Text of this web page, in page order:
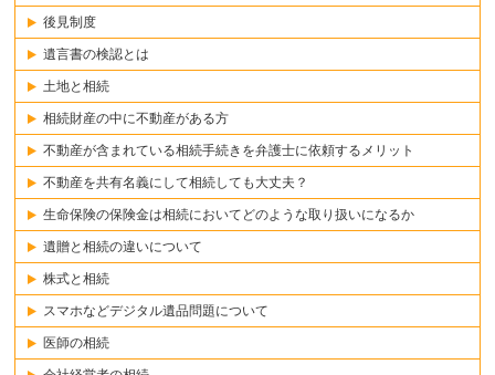
後見制度
遺言書の検認とは
土地と相続
相続財産の中に不動産がある方
不動産が含まれている相続手続きを弁護士に依頼するメリット
不動産を共有名義にして相続しても大丈夫？
生命保険の保険金は相続においてどのような取り扱いになるか
遺贈と相続の違いについて
株式と相続
スマホなどデジタル遺品問題について
医師の相続